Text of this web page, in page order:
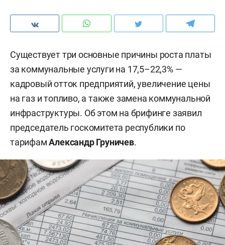
Существует три основные причины роста платы
за коммунальные услуги на 17,5–22,3% —
кадровый отток предприятий, увеличение цены
на газ и топливо, а также замена коммунальной
инфраструктуры. Об этом на брифинге заявил
председатель госкомитета республики по
тарифамАлександр Груничев.